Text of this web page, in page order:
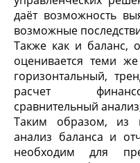
даёт возможность
возможные
Также как и баланс,
оценивается теми
горизонтальный,
расчет
сравнительный
Таким образом, из
анализ баланса и
необходим для